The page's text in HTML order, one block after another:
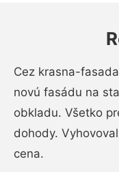
Cez krasna-
novú fasádu na
obkladu. Všetko
dohody.
cena.